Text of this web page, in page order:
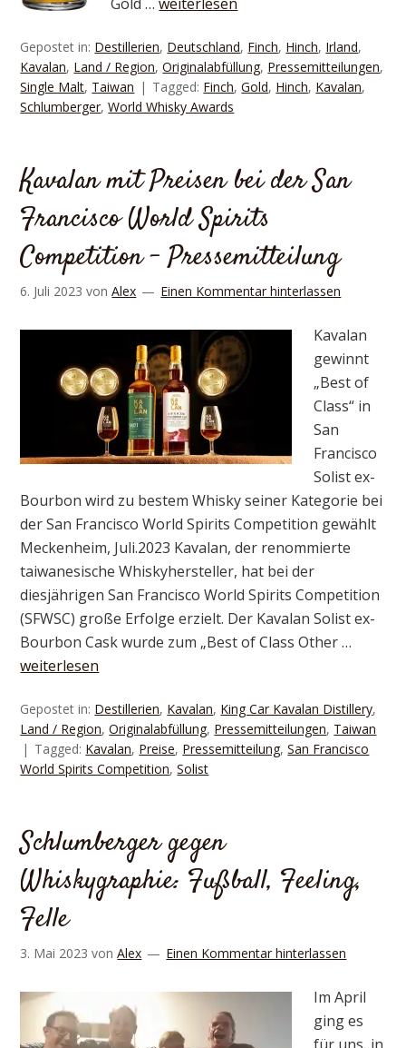
Gepostet in: Destillerien, Deutschland, Finch, Hinch, Irland,
Kavalan, Land / Region,Originalabfüllung, Pressemitteilungen,
Single Malt, Taiwan Tagged: Finch,Gold, Hinch, Kavalan,
Schlumberger,World Whisky Awards
Kavalan mit Preisen bei der San
Francisco World Spirits
Competition – Pressemitteilung
6. Juli 2023 vonAlex Einen Kommentar hinterlassen
Kavalan
gewinnt
„Best of
Class“ in
San
Francisco
Solist ex-
Bourbon wird zu bestem Whisky seiner Kategorie bei
der San Francisco World Spirits Competition gewählt
Meckenheim, Juli.2023 Kavalan, der renommierte
taiwanesische Whiskyhersteller, hat bei der
diesjährigen San Francisco World Spirits Competition
(SFWSC) große Erfolge erzielt. Der Kavalan Solist ex-
Bourbon Cask wurde zum „Best of Class Other …
weiterlesen
Gepostet in: Destillerien, Kavalan, King Car Kavalan Distillery,
Land / Region,Originalabfüllung, Pressemitteilungen, Taiwan
Tagged: Kavalan, Preise, Pressemitteilung,San Francisco
World Spirits Competition,Solist
Schlumberger gegen
Whiskygraphie: Fußball, Feeling,
Felle
3. Mai 2023 vonAlex Einen Kommentar hinterlassen
Im April
ging es
für uns, in